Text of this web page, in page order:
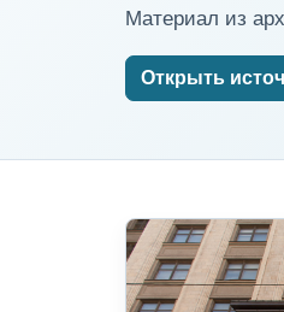
Материал из
Открыть